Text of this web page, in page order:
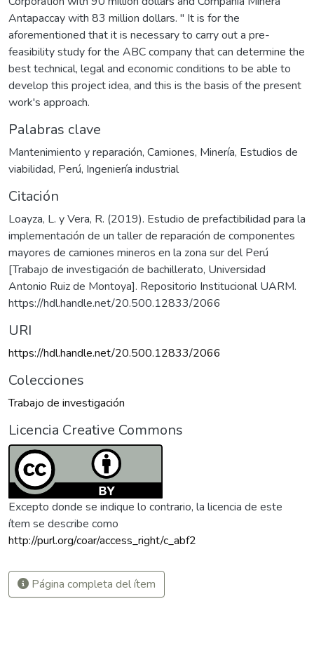
Antapaccay with 83 million dollars. " It is for the
aforementioned that it is necessary to carry out a pre-
feasibility study for the ABC company that can determine the
best technical, legal and economic conditions to be able to
develop this project idea, and this is the basis of the present
work's approach.
Palabras clave
Mantenimiento y reparación, Camiones, Minería, Estudios de
viabilidad, Perú, Ingeniería industrial
Citación
Loayza, L. y Vera, R. (2019). Estudio de prefactibilidad para la
implementación de un taller de reparación de componentes
mayores de camiones mineros en la zona sur del Perú
[Trabajo de investigación de bachillerato, Universidad
Antonio Ruiz de Montoya]. Repositorio Institucional UARM.
https://hdl.handle.net/20.500.12833/2066
URI
https://hdl.handle.net/20.500.12833/2066
Colecciones
Trabajo de investigación
Licencia Creative Commons
Excepto donde se indique lo contrario, la licencia de este
ítem se describe como
http://purl.org/coar/access_right/c_abf2
Página completa del ítem